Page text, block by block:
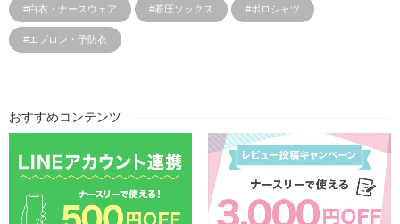
#白衣・ナースウェア #着圧ソックス #ポロシャツ
#エプロン・予防衣
おすすめコンテンツ